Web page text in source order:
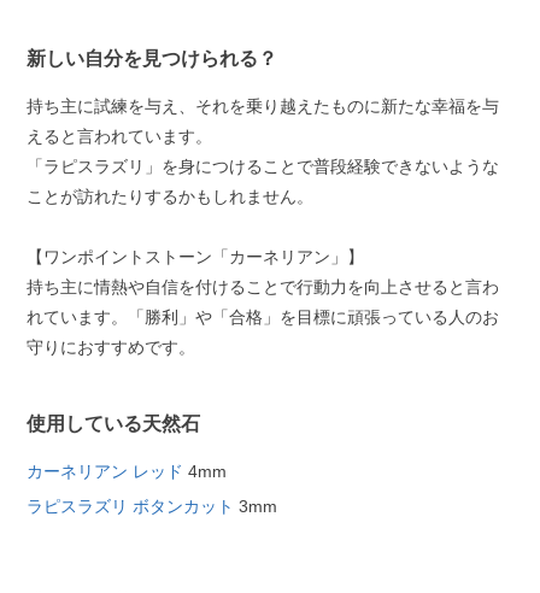
新しい自分を見つけられる？
持ち主に試練を与え、それを乗り越えたものに新たな幸福を与
えると言われています。
「ラピスラズリ」を身につけることで普段経験できないような
ことが訪れたりするかもしれません。
【ワンポイントストーン「カーネリアン」】
持ち主に情熱や自信を付けることで行動力を向上させると言わ
れています。「勝利」や「合格」を目標に頑張っている人のお
守りにおすすめです。
使用している天然石
カーネリアン レッド 4mm
ラピスラズリ ボタンカット 3mm